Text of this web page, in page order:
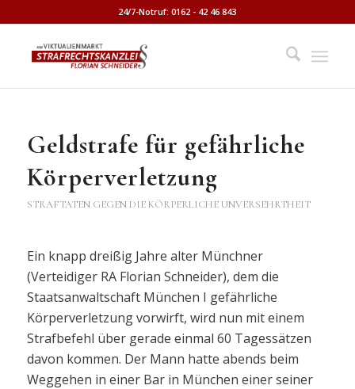
24/7-Notruf: 0162 - 42 46 843
Geldstrafe für gefährliche
Körperverletzung
STRAFTATEN GEGEN DIE KÖRPERLICHE UNVERSEHRTHEIT
Ein knapp dreißig Jahre alter Münchner
(Verteidiger RA Florian Schneider), dem die
Staatsanwaltschaft München I gefährliche
Körperverletzung vorwirft, wird nun mit einem
Strafbefehl über gerade einmal 60 Tagessätzen
davon kommen. Der Mann hatte abends beim
Weggehen in einer Bar in München einer seiner